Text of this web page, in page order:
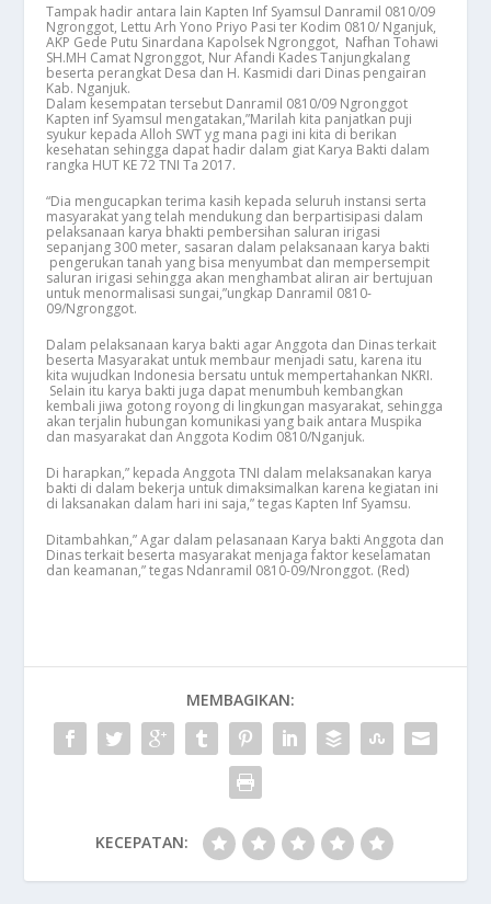
Tampak hadir antara lain Kapten Inf Syamsul Danramil 0810/09
Ngronggot, Lettu Arh Yono Priyo Pasi ter Kodim 0810/ Nganjuk,
AKP Gede Putu Sinardana Kapolsek Ngronggot, Nafhan Tohawi
SH.MH Camat Ngronggot, Nur Afandi Kades Tanjungkalang
beserta perangkat Desa dan H. Kasmidi dari Dinas pengairan
Kab. Nganjuk.
Dalam kesempatan tersebut Danramil 0810/09 Ngronggot
Kapten inf Syamsul mengatakan,”Marilah kita panjatkan puji
syukur kepada Alloh SWT yg mana pagi ini kita di berikan
kesehatan sehingga dapat hadir dalam giat Karya Bakti dalam
rangka HUT KE 72 TNI Ta 2017.
“Dia mengucapkan terima kasih kepada seluruh instansi serta
masyarakat yang telah mendukung dan berpartisipasi dalam
pelaksanaan karya bhakti pembersihan saluran irigasi
sepanjang 300 meter, sasaran dalam pelaksanaan karya bakti
pengerukan tanah yang bisa menyumbat dan mempersempit
saluran irigasi sehingga akan menghambat aliran air bertujuan
untuk menormalisasi sungai,”ungkap Danramil 0810-
09/Ngronggot.
Dalam pelaksanaan karya bakti agar Anggota dan Dinas terkait
beserta Masyarakat untuk membaur menjadi satu, karena itu
kita wujudkan Indonesia bersatu untuk mempertahankan NKRI.
Selain itu karya bakti juga dapat menumbuh kembangkan
kembali jiwa gotong royong di lingkungan masyarakat, sehingga
akan terjalin hubungan komunikasi yang baik antara Muspika
dan masyarakat dan Anggota Kodim 0810/Nganjuk.
Di harapkan,” kepada Anggota TNI dalam melaksanakan karya
bakti di dalam bekerja untuk dimaksimalkan karena kegiatan ini
di laksanakan dalam hari ini saja,” tegas Kapten Inf Syamsu.
Ditambahkan,” Agar dalam pelasanaan Karya bakti Anggota dan
Dinas terkait beserta masyarakat menjaga faktor keselamatan
dan keamanan,” tegas Ndanramil 0810-09/Nronggot. (Red)
MEMBAGIKAN:
KECEPATAN: